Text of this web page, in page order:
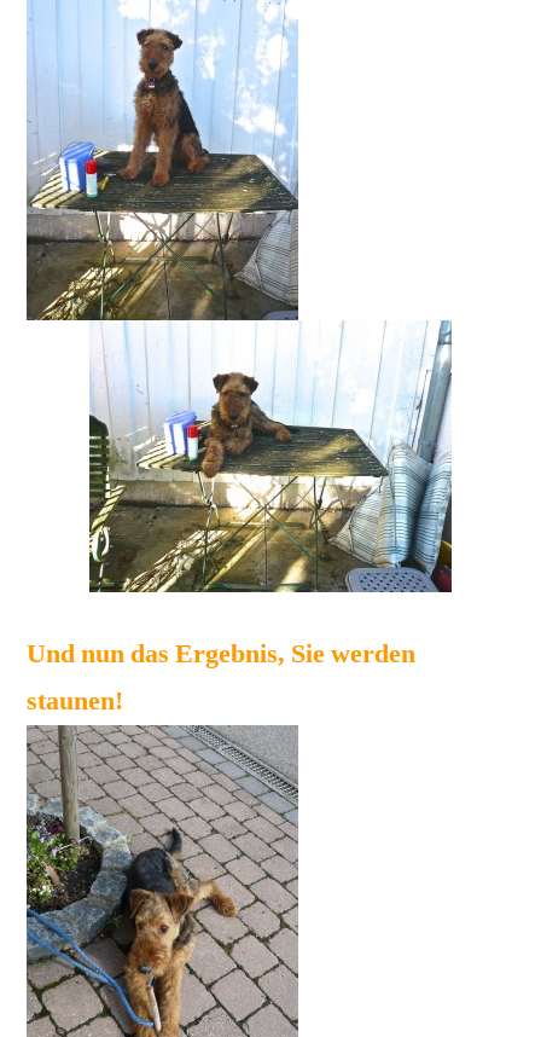
Und nun das Ergebnis, Sie werden
staunen!